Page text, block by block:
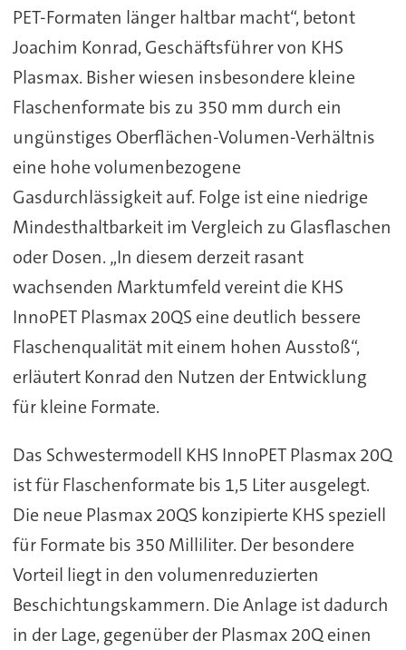
PET-Formaten länger haltbar macht“, betont
Joachim Konrad, Geschäftsführer von KHS
Plasmax. Bisher wiesen insbesondere kleine
Flaschenformate bis zu 350 mm durch ein
ungünstiges Oberflächen-Volumen-Verhältnis
eine hohe volumenbezogene
Gasdurchlässigkeit auf. Folge ist eine niedrige
Mindesthaltbarkeit im Vergleich zu Glasflaschen
oder Dosen. „In diesem derzeit rasant
wachsenden Marktumfeld vereint die KHS
InnoPET Plasmax 20QS eine deutlich bessere
Flaschenqualität mit einem hohen Ausstoß“,
erläutert Konrad den Nutzen der Entwicklung
für kleine Formate.
Das Schwestermodell KHS InnoPET Plasmax 20Q
ist für Flaschenformate bis 1,5 Liter ausgelegt.
Die neue Plasmax 20QS konzipierte KHS speziell
für Formate bis 350 Milliliter. Der besondere
Vorteil liegt in den volumenreduzierten
Beschichtungskammern. Die Anlage ist dadurch
in der Lage, gegenüber der Plasmax 20Q einen